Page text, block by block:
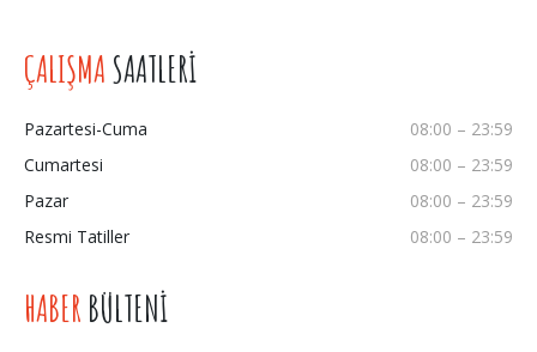
ÇALIŞMA SAATLERİ
Pazartesi-Cuma
08:00 – 23:59
Cumartesi
08:00 – 23:59
Pazar
08:00 – 23:59
Resmi Tatiller
08:00 – 23:59
HABER BÜLTENİ